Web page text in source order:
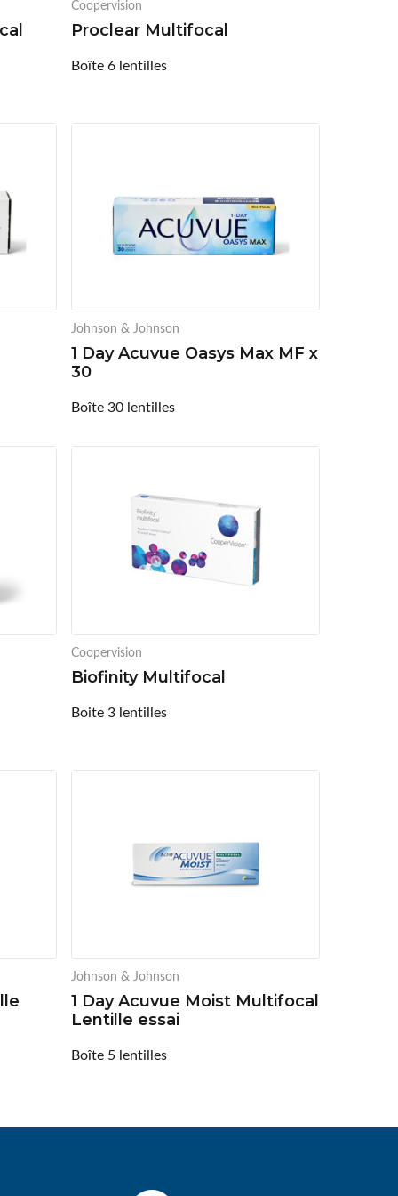
Coopervision
Proclear Multifocal
Boîte 6 lentilles
Johnson & Johnson
1 Day Acuvue Oasys Max MF x
30
Boîte 30 lentilles
Coopervision
Biofinity Multifocal
Boite 3 lentilles
Johnson & Johnson
1 Day Acuvue Moist Multifocal
Lentille essai
Boîte 5 lentilles